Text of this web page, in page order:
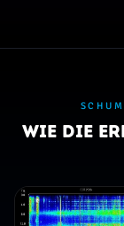
Wie die